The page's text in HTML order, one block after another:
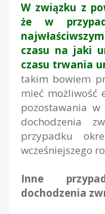
W związku z
że w
czasu na jaki
czasu trwania
takim bowiem
mieć możliwość
pozostawania
dochodzenia
przypadku
wcześniejszego
Inne
dochodzenia